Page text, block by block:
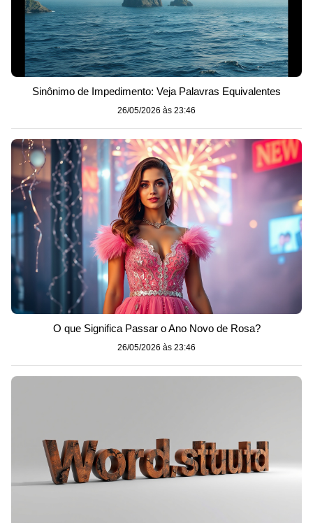
Sinônimo de Impedimento: Veja Palavras Equivalentes
26/05/2026 às 23:46
O que Significa Passar o Ano Novo de Rosa?
26/05/2026 às 23:46